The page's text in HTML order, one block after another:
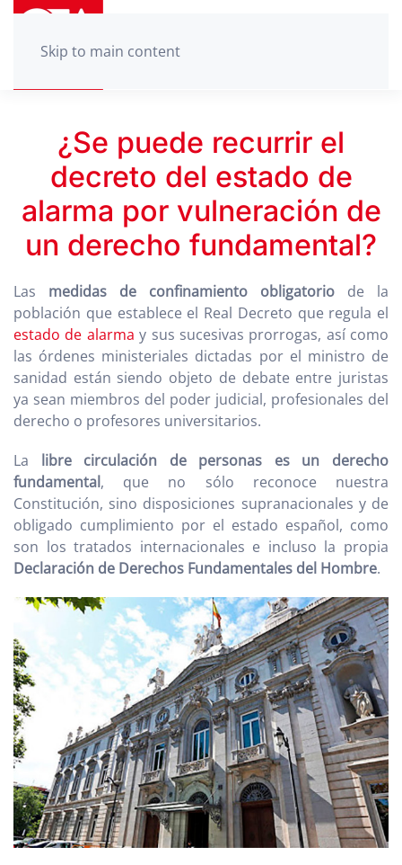
Skip to main content
¿Se puede recurrir el
decreto del estado de
alarma por vulneración de
un derecho fundamental?
Las medidas de confinamiento obligatorio de la
población que establece el Real Decreto que regula el
estado de alarma y sus sucesivas prorrogas, así como
las órdenes ministeriales dictadas por el ministro de
sanidad están siendo objeto de debate entre juristas
ya sean miembros del poder judicial, profesionales del
derecho o profesores universitarios.
La libre circulación de personas es un derecho
fundamental, que no sólo reconoce nuestra
Constitución, sino disposiciones supranacionales y de
obligado cumplimiento por el estado español, como
son los tratados internacionales e incluso la propia
Declaración de Derechos Fundamentales del Hombre.